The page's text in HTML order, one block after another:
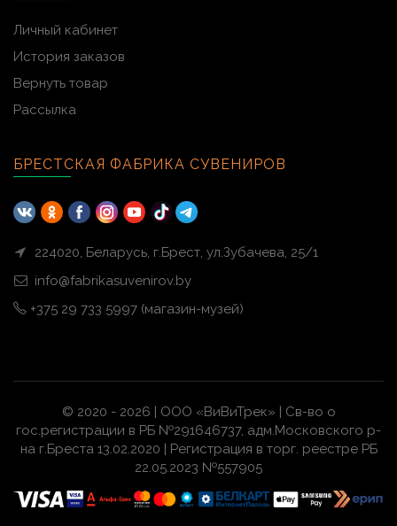
Личный кабинет
История заказов
Вернуть товар
Рассылка
БРЕСТСКАЯ ФАБРИКА СУВЕНИРОВ
224020, Беларусь, г.Брест, ул.Зубачева, 25/1
info@fabrikasuvenirov.by
+375 29 733 5997 (магазин-музей)
© 2020 - 2026 | ООО «ВиВиТрек» | Св-во о
гос.регистрации в РБ №291646737, адм.Московского р-
на г.Бреста 13.02.2020 | Регистрация в торг. реестре РБ
22.05.2023 №557905